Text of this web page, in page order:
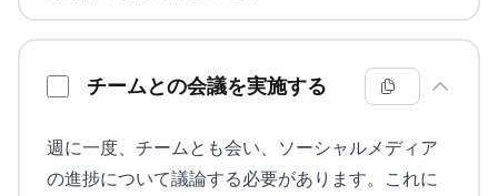
チームとの会議を実施する
週に一度、チームとも会い、ソーシャルメディア
の進捗について議論する必要があります。これに